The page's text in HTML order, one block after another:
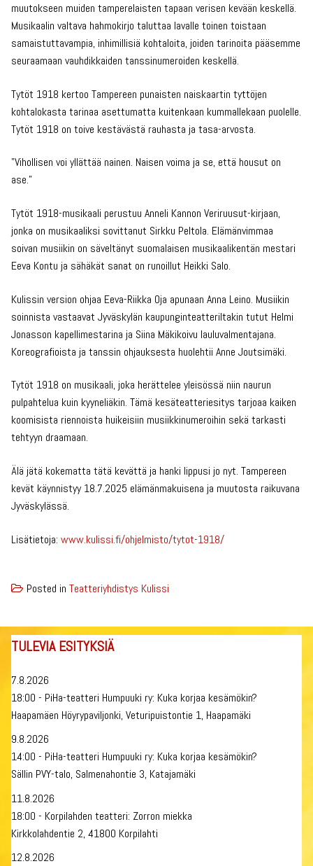
muutokseen muiden tamperelaisten tapaan verisen kevään keskellä.
Musikaalin valtava hahmokirjo taluttaa lavalle toinen toistaan
samaistuttavampia, inhimillisiä kohtaloita, joiden tarinoita pääsemme
seuraamaan vauhdikkaiden tanssinumeroiden keskellä.
Tytöt 1918 kertoo Tampereen punaisten naiskaartin tyttöjen
kohtalokasta tarinaa asettumatta kuitenkaan kummallekaan puolelle.
Tytöt 1918 on toive kestävästä rauhasta ja tasa-arvosta.
”Vihollisen voi yllättää nainen. Naisen voima ja se, että housut on
ase.”
Tytöt 1918-musikaali perustuu Anneli Kannon Veriruusut-kirjaan,
jonka on musikaaliksi sovittanut Sirkku Peltola. Elämänvimmaa
soivan musiikin on säveltänyt suomalaisen musikaalikentän mestari
Eeva Kontu ja sähäkät sanat on runoillut Heikki Salo.
Kulissin version ohjaa Eeva-Riikka Oja apunaan Anna Leino. Musiikin
soinnista vastaavat Jyväskylän kaupunginteatteriltakin tutut Helmi
Jonasson kapellimestarina ja Siina Mäkikoivu lauluvalmentajana.
Koreografioista ja tanssin ohjauksesta huolehtii Anne Joutsimäki.
Tytöt 1918 on musikaali, joka herättelee yleisössä niin naurun
pulpahtelua kuin kyyneliäkin. Tämä kesäteatteriesitys tarjoaa kaiken
koomisista riennoista huikeisiin musiikkinumeroihin sekä tarkasti
tehtyyn draamaan.
Älä jätä kokematta tätä kevättä ja hanki lippusi jo nyt. Tampereen
kevät käynnistyy 18.7.2025 elämänmakuisena ja muutosta raikuvana
Jyväskylässä.
Lisätietoja: www.kulissi.fi/ohjelmisto/tytot-1918/
Posted in Teatteriyhdistys Kulissi
TULEVIA ESITYKSIÄ
7.8.2026
18:00 - PiHa-teatteri Humpuuki ry: Kuka korjaa kesämökin?
Haapamäen Höyrypaviljonki, Veturipuistontie 1, Haapamäki
9.8.2026
14:00 - PiHa-teatteri Humpuuki ry: Kuka korjaa kesämökin?
Sällin PVY-talo, Salmenahontie 3, Katajamäki
11.8.2026
18:00 - Korpilahden teatteri: Zorron miekka
Kirkkolahdentie 2, 41800 Korpilahti
12.8.2026